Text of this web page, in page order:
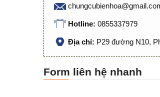
Hotline: 0855337979
Địa chỉ: P29 đường N10,
Form liên hệ nhanh